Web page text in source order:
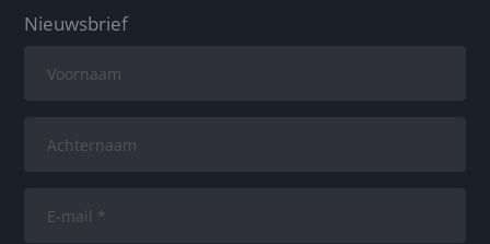
Nieuwsbrief